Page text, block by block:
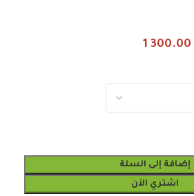
1 300.00
إضافة إلى السلة
اشتري الآن